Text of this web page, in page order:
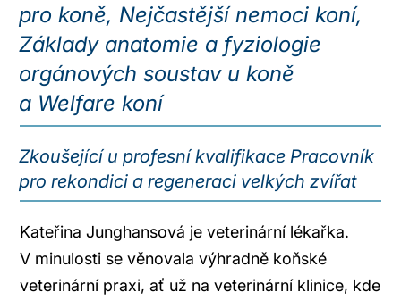
pro koně, Nejčastější nemoci koní,
Základy anatomie a fyziologie
orgánových soustav u koně
a Welfare koní
Zkoušející u profesní kvalifikace Pracovník
pro rekondici a regeneraci velkých zvířat
Kateřina Junghansová je veterinární lékařka.
V minulosti se věnovala výhradně koňské
veterinární praxi, ať už na veterinární klinice, kde